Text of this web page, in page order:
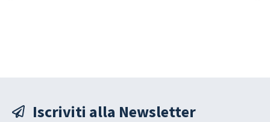
Iscriviti alla Newsletter